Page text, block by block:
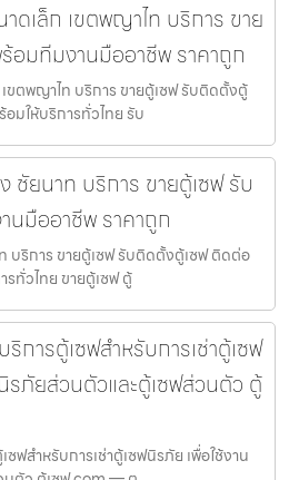
ดเล็ก เขตพญาไท บริการ ขาย
อมทีมงานมืออาชีพ ราคาถูก
ขตพญาไท บริการ ขายตู้เซฟ รับติดตั้งตู้
มให้บริการทั่วไทย รับ
ชัยนาท บริการ ขายตู้เซฟ รับ
มืออาชีพ ราคาถูก
บริการ ขายตู้เซฟ รับติดตั้งตู้เซฟ ติดต่อ
ทั่วไทย ขายตู้เซฟ ตู้
การตู้เซฟสำหรับการเช่าตู้เซฟ
รภัยส่วนตัวและตู้เซฟส่วนตัว ตู้
ฟสำหรับการเช่าตู้เซฟนิรภัย เพื่อใช้งาน